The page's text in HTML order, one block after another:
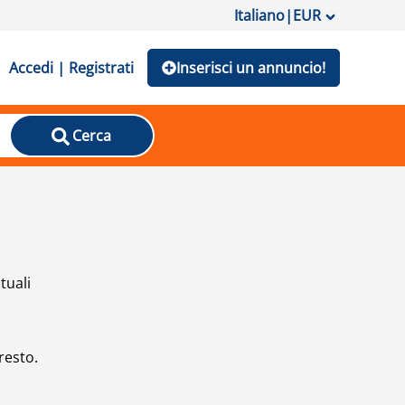
Italiano|EUR
Accedi | Registrati Inserisci un annuncio!
Cerca